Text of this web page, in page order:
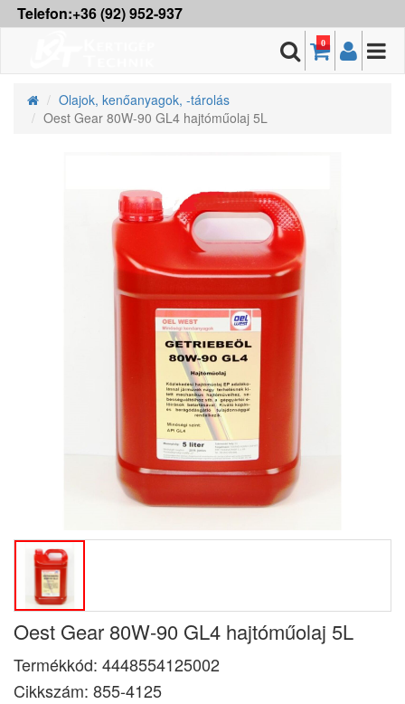
Telefon:+36 (92) 952-937
0
Olajok, kenőanyagok, -tárolás
Oest Gear 80W-90 GL4 hajtóműolaj 5L
Oest Gear 80W-90 GL4 hajtóműolaj 5L
Termékkód: 4448554125002
Cikkszám: 855-4125